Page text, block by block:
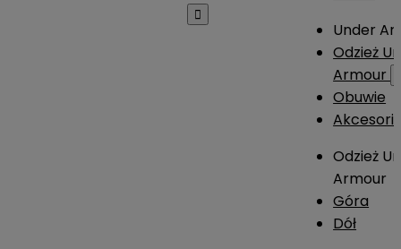

Under
Odzież
Armour
Obuwie
Odzież
Armour
Góra
Dół